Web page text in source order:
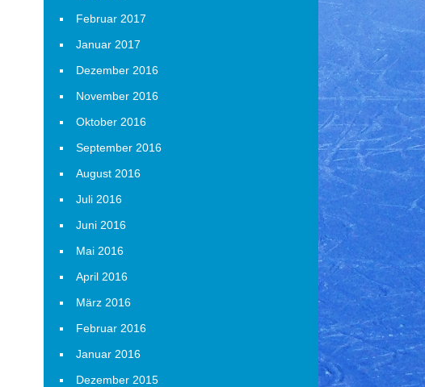
Februar 2017
Januar 2017
Dezember 2016
November 2016
Oktober 2016
September 2016
August 2016
Juli 2016
Juni 2016
Mai 2016
April 2016
März 2016
Februar 2016
Januar 2016
Dezember 2015